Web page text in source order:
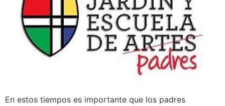
En estos tiempos es importante que los padres